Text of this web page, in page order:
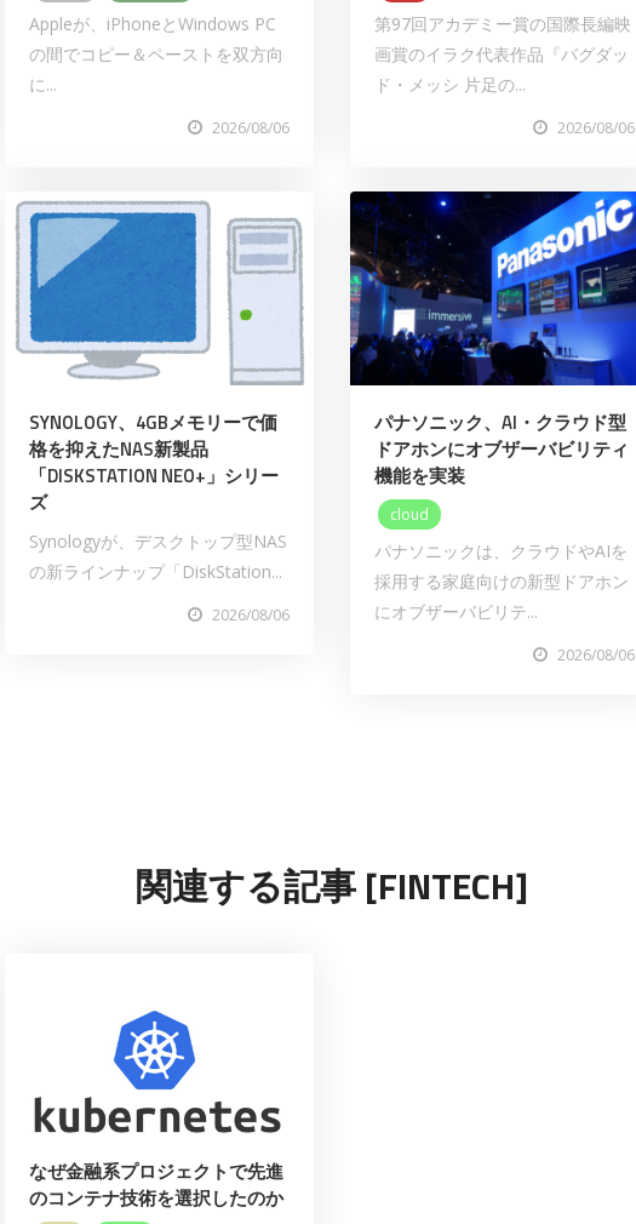
Appleが、iPhoneとWindows PC
の間でコピー＆ペーストを双方向
に...
2026/08/06
第97回アカデミー賞の国際⻑編映
画賞のイラク代表作品『バグダッ
ド・メッシ 片足の...
2026/08/06
SYNOLOGY、4GBメモリーで価
格を抑えたNAS新製品
「DISKSTATION NEO+」シリー
ズ
Synologyが、デスクトップ型NAS
の新ラインナップ「DiskStation...
2026/08/06
パナソニック、AI・クラウド型
ドアホンにオブザーバビリティ
機能を実装
cloud
パナソニックは、クラウドやAIを
採用する家庭向けの新型ドアホン
にオブザーバビリテ...
2026/08/06
関連する記事 [FINTECH]
なぜ金融系プロジェクトで先進
のコンテナ技術を選択したのか